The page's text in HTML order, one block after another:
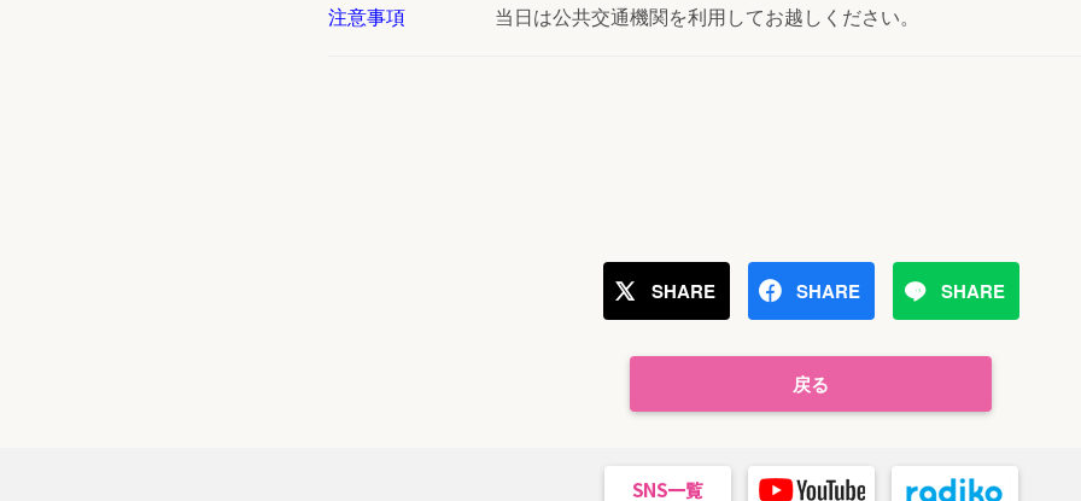
注意事項 当日は公共交通機関を利用してお越しください。
SHARE SHARE SHARE
戻る